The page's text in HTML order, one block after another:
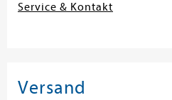
Service & Kontakt
Versand